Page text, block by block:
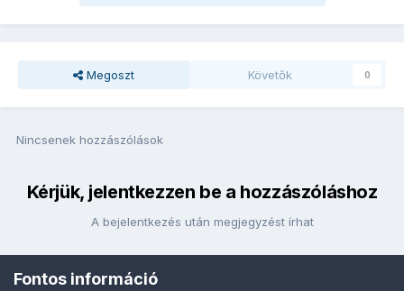
Megoszt Követők 0
Nincsenek hozzászólások
Kérjük, jelentkezzen be a hozzászóláshoz
A bejelentkezés után megjegyzést írhat
Fontos információ